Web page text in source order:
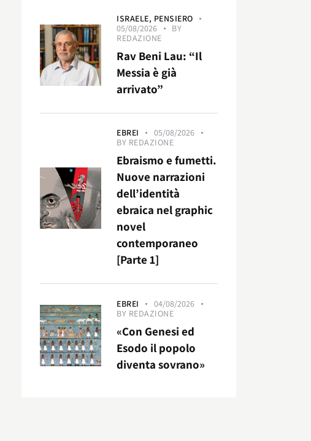
ISRAELE, PENSIERO
05/08/2026
BY
REDAZIONE
Rav Beni Lau: “Il
Messia è già
arrivato”
EBREI
05/08/2026
BY REDAZIONE
Ebraismo e fumetti.
Nuove narrazioni
dell’identità
ebraica nel graphic
novel
contemporaneo
[Parte 1]
EBREI
04/08/2026
BY REDAZIONE
«Con Genesi ed
Esodo il popolo
diventa sovrano»